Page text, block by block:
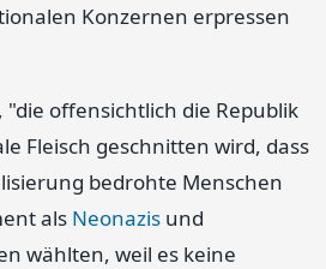
Konzernen erpressen
offensichtlich die Republik
Fleisch geschnitten wird, dass
bedrohte Menschen
als Neonazis und
wählten, weil es keine